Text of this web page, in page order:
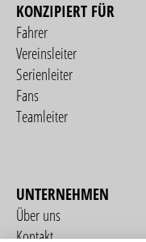
KONZIPIERT FÜR
Fahrer
Vereinsleiter
Serienleiter
Fans
Teamleiter
UNTERNEHMEN
Über uns
Kontakt